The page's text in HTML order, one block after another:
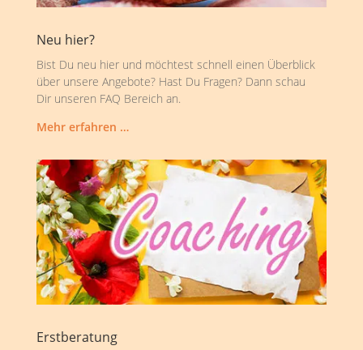
Neu hier?
Bist Du neu hier und möchtest schnell einen Überblick
über unsere Angebote? Hast Du Fragen? Dann schau
Dir unseren FAQ Bereich an.
Mehr erfahren …
Erstberatung